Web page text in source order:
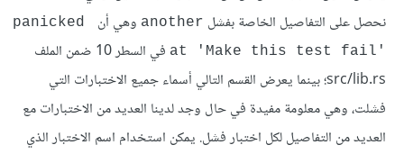
نحصل على التفاصيل الخاصة بفشل another وهي أن
panicked
at 'Make this test fail'‎
في السطر 10 ضمن الملف
src/lib.rs؛ بينما يعرض القسم التالي أسماء جميع الاختبارات التي
فشلت، وهي معلومة مفيدة في حال وجد لدينا العديد من الاختبارات مع
العديد من التفاصيل لكل اختبار فشل. يمكن استخدام اسم الاختبار الذي